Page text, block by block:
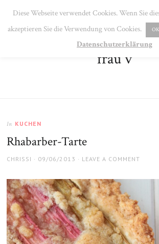
MENU
frau v
In KUCHEN
Rhabarber-Tarte
AUTHOR
CHRISSI
POSTED
09/06/2013 LEAVE A COMMENT
Diese Webseite verwendet Cookies. Wenn Sie
akzeptieren Sie die Verwendung von Cookies.
OK
Datenschutzerklärung